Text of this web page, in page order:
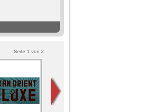
Seite 1 von 2